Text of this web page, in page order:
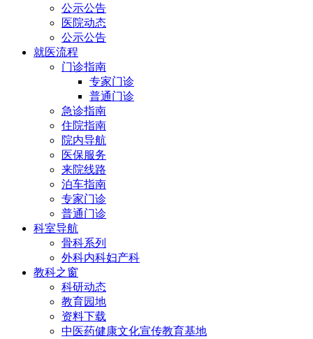
公示公告
医院动态
公示公告
就医流程
门诊指南
专家门诊
普通门诊
急诊指南
住院指南
院内导航
医保服务
来院线路
泊车指南
专家门诊
普通门诊
科室导航
骨科系列
外科内科妇产科
教科之窗
科研动态
教育园地
资料下载
中医药健康文化宣传教育基地